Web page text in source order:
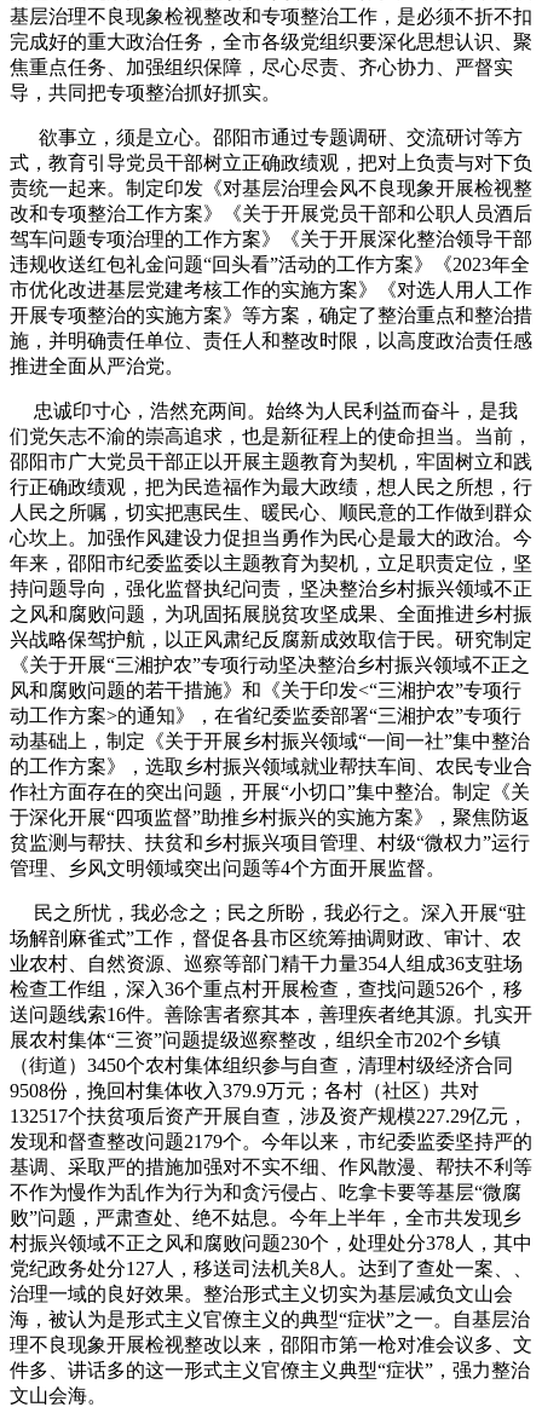
基层治理不良现象检视整改和专项整治工作，是必须不折不扣
完成好的重大政治任务，全市各级党组织要深化思想认识、聚
焦重点任务、加强组织保障，尽心尽责、齐心协力、严督实
导，共同把专项整治抓好抓实。
欲事立，须是立心。邵阳市通过专题调研、交流研讨等方
式，教育引导党员干部树立正确政绩观，把对上负责与对下负
责统一起来。制定印发《对基层治理会风不良现象开展检视整
改和专项整治工作方案》《关于开展党员干部和公职人员酒后
驾车问题专项治理的工作方案》《关于开展深化整治领导干部
违规收送红包礼金问题“回头看”活动的工作方案》《2023年全
市优化改进基层党建考核工作的实施方案》《对选人用人工作
开展专项整治的实施方案》等方案，确定了整治重点和整治措
施，并明确责任单位、责任人和整改时限，以高度政治责任感
推进全面从严治党。
忠诚印寸心，浩然充两间。始终为人民利益而奋斗，是我
们党矢志不渝的崇高追求，也是新征程上的使命担当。当前，
邵阳市广大党员干部正以开展主题教育为契机，牢固树立和践
行正确政绩观，把为民造福作为最大政绩，想人民之所想，行
人民之所嘱，切实把惠民生、暖民心、顺民意的工作做到群众
心坎上。加强作风建设力促担当勇作为民心是最大的政治。今
年来，邵阳市纪委监委以主题教育为契机，立足职责定位，坚
持问题导向，强化监督执纪问责，坚决整治乡村振兴领域不正
之风和腐败问题，为巩固拓展脱贫攻坚成果、全面推进乡村振
兴战略保驾护航，以正风肃纪反腐新成效取信于民。研究制定
《关于开展“三湘护农”专项行动坚决整治乡村振兴领域不正之
风和腐败问题的若干措施》和《关于印发<“三湘护农”专项行
动工作方案>的通知》，在省纪委监委部署“三湘护农”专项行
动基础上，制定《关于开展乡村振兴领域“一间一社”集中整治
的工作方案》，选取乡村振兴领域就业帮扶车间、农民专业合
作社方面存在的突出问题，开展“小切口”集中整治。制定《关
于深化开展“四项监督”助推乡村振兴的实施方案》，聚焦防返
贫监测与帮扶、扶贫和乡村振兴项目管理、村级“微权力”运行
管理、乡风文明领域突出问题等4个方面开展监督。
民之所忧，我必念之；民之所盼，我必行之。深入开展“驻
场解剖麻雀式”工作，督促各县市区统筹抽调财政、审计、农
业农村、自然资源、巡察等部门精干力量354人组成36支驻场
检查工作组，深入36个重点村开展检查，查找问题526个，移
送问题线索16件。善除害者察其本，善理疾者绝其源。扎实开
展农村集体“三资”问题提级巡察整改，组织全市202个乡镇
（街道）3450个农村集体组织参与自查，清理村级经济合同
9508份，挽回村集体收入379.9万元；各村（社区）共对
132517个扶贫项后资产开展自查，涉及资产规模227.29亿元，
发现和督查整改问题2179个。今年以来，市纪委监委坚持严的
基调、采取严的措施加强对不实不细、作风散漫、帮扶不利等
不作为慢作为乱作为行为和贪污侵占、吃拿卡要等基层“微腐
败”问题，严肃查处、绝不姑息。今年上半年，全市共发现乡
村振兴领域不正之风和腐败问题230个，处理处分378人，其中
党纪政务处分127人，移送司法机关8人。达到了查处一案、、
治理一域的良好效果。整治形式主义切实为基层减负文山会
海，被认为是形式主义官僚主义的典型“症状”之一。自基层治
理不良现象开展检视整改以来，邵阳市第一枪对准会议多、文
件多、讲话多的这一形式主义官僚主义典型“症状”，强力整治
文山会海。